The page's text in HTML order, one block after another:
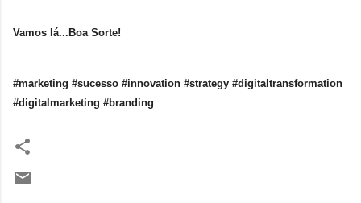
Vamos lá...Boa Sorte!
#marketing #sucesso #innovation #strategy #digitaltransformation
#digitalmarketing #branding